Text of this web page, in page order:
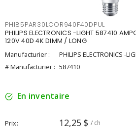
PHI85PAR30LCOR940F40DPUL
PHILIPS ELECTRONICS -LIGHT 587410
120V 40D 4K DIMM / LONG
Manufacturier :
PHILIPS ELECTRONICS -
# Manufacturier : 587410
En inventaire
Prix 12,25 $ / ch